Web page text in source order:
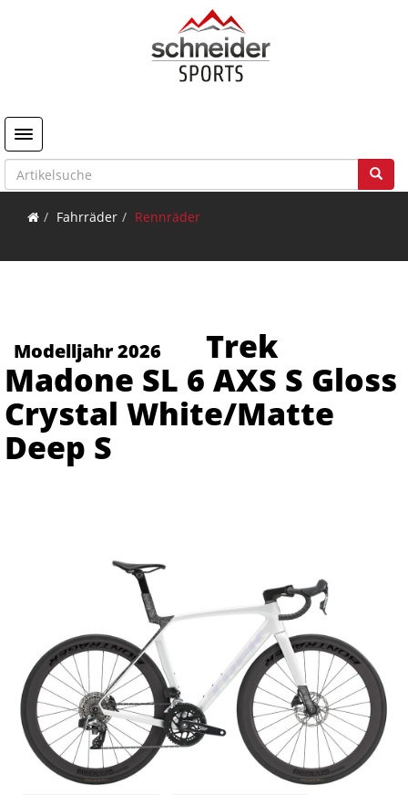
Toggle navigation
Fahrräder Rennräder
Modelljahr 2026
Trek
Madone SL 6 AXS S Gloss
Crystal White/Matte
Deep S